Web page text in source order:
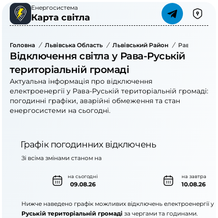
Енергосистема
Карта світла
Головна / Львівська Область / Львівський Район / Рава-
Відключення світла у Рава-Руській
територіальній громаді
Актуальна інформація про відключення
електроенергії у Рава-Руській територіальній громаді:
погодинні графіки, аварійні обмеження та стан
енергосистеми на сьогодні.
Графік погодинних відключень
на сьогодні
09.08.26
на завтра
10.08.26
Зі всіма змінами станом на
Нижче наведено графік можливих відключень електроенергії у
Руській територіальній громаді за чергами та годинами.